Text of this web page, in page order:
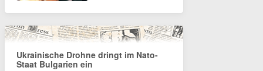
Ukrainische Drohne dringt im Nato-
Staat Bulgarien ein